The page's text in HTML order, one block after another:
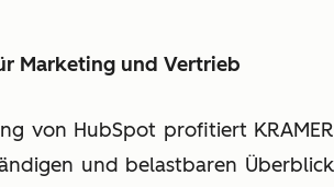
Marketing und Vertrieb
von HubSpot profitiert KRAMER
und belastbaren Überblick